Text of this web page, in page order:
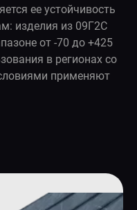
ее устойчивость
изделия из 09Г2С
от -70 до +425
в регионах со
применяют